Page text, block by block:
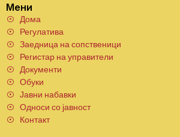
Мени
Дома
Регулатива
Заедница на сопственици
Регистар на управители
Документи
Обуки
Јавни набавки
Односи со јавност
Контакт